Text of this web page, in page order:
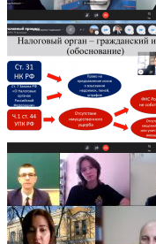
10